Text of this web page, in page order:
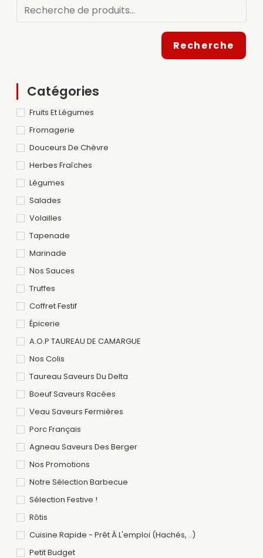
Recherche
Catégories
Fruits Et Légumes
Fromagerie
Douceurs De Chèvre
Herbes Fraîches
Légumes
Salades
Volailles
Tapenade
Marinade
Nos Sauces
Truffes
Coffret Festif
Épicerie
A.O.P TAUREAU DE CAMARGUE
Nos Colis
Taureau Saveurs Du Delta
Boeuf Saveurs Racées
Veau Saveurs Fermières
Porc Français
Agneau Saveurs Des Berger
Nos Promotions
Notre Sélection Barbecue
Sélection Festive !
Rôtis
Cuisine Rapide - Prêt À L'emploi (hachés, ..)
Petit Budget